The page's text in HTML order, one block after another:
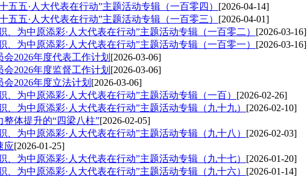
五五·人大代表在行动”主题活动专辑（一百零四） [2026-04-14]
五五·人大代表在行动”主题活动专辑（一百零三） [2026-04-01]
、为中原添彩·人大代表在行动”主题活动专辑（一百零二） [2026-03-16]
、为中原添彩·人大代表在行动”主题活动专辑（一百零一） [2026-03-16]
2026年度代表工作计划 [2026-03-06]
2026年度监督工作计划 [2026-03-06]
2026年度立法计划 [2026-03-06]
、为中原添彩·人大代表在行动”主题活动专辑（一百） [2026-02-26]
、为中原添彩·人大代表在行动”主题活动专辑（九十九） [2026-02-10]
体提升的“四梁八柱”[2026-02-05]
、为中原添彩·人大代表在行动”主题活动专辑（九十八） [2026-02-03]
应[2026-01-25]
、为中原添彩·人大代表在行动”主题活动专辑（九十七） [2026-01-20]
、为中原添彩·人大代表在行动”主题活动专辑（九十六） [2026-01-14]